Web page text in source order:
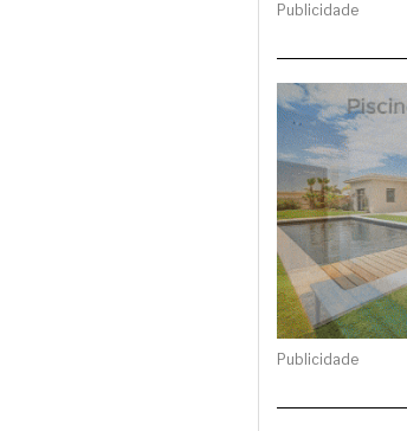
Publicidade
Publicidade